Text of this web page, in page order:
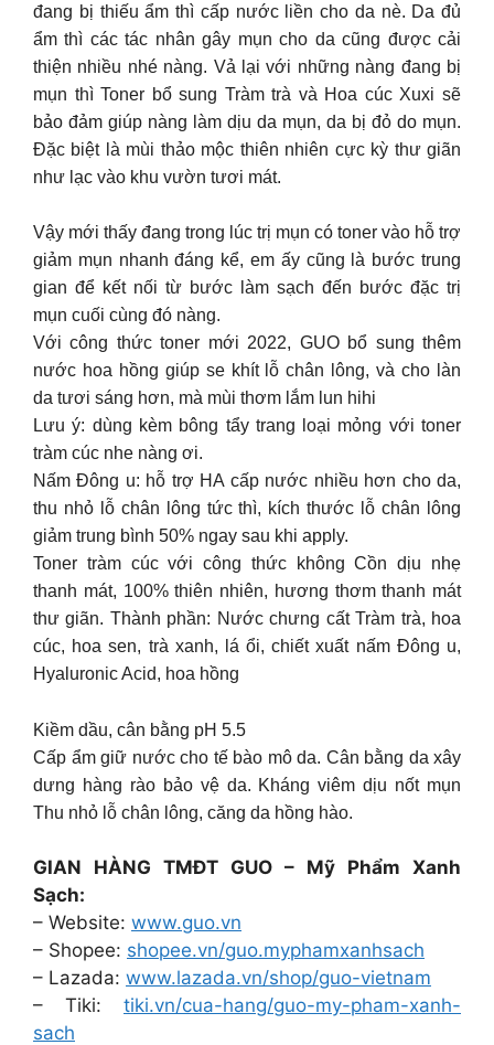
đang bị thiếu ẩm thì cấp nước liền cho da nè. Da đủ
ẩm thì các tác nhân gây mụn cho da cũng được cải
thiện nhiều nhé nàng. Vả lại với những nàng đang bị
mụn thì Toner bổ sung Tràm trà và Hoa cúc Xuxi sẽ
bảo đảm giúp nàng làm dịu da mụn, da bị đỏ do mụn.
Đặc biệt là mùi thảo mộc thiên nhiên cực kỳ thư giãn
như lạc vào khu vườn tươi mát.
Vậy mới thấy đang trong lúc trị mụn có toner vào hỗ trợ
giảm mụn nhanh đáng kể, em ấy cũng là bước trung
gian để kết nối từ bước làm sạch đến bước đặc trị
mụn cuối cùng đó nàng.
Với công thức toner mới 2022, GUO bổ sung thêm
nước hoa hồng giúp se khít lỗ chân lông, và cho làn
da tươi sáng hơn, mà mùi thơm lắm lun hihi
Lưu ý: dùng kèm bông tẩy trang loại mỏng với toner
tràm cúc nhe nàng ơi.
Nấm Đông u: hỗ trợ HA cấp nước nhiều hơn cho da,
thu nhỏ lỗ chân lông tức thì, kích thước lỗ chân lông
giảm trung bình 50% ngay sau khi apply.
Toner tràm cúc với công thức không Cồn dịu nhẹ
thanh mát, 100% thiên nhiên, hương thơm thanh mát
thư giãn. Thành phần: Nước chưng cất Tràm trà, hoa
cúc, hoa sen, trà xanh, lá ổi, chiết xuất nấm Đông u,
Hyaluronic Acid, hoa hồng
Kiềm dầu, cân bằng pH 5.5
Cấp ẩm giữ nước cho tế bào mô da. Cân bằng da xây
dưng hàng rào bảo vệ da. Kháng viêm dịu nốt mụn
Thu nhỏ lỗ chân lông, căng da hồng hào.
GIAN HÀNG TMĐT GUO – Mỹ Phẩm Xanh
Sạch:
– Website: www.guo.vn
– Shopee: shopee.vn/guo.myphamxanhsach
– Lazada: www.lazada.vn/shop/guo-vietnam
– Tiki: tiki.vn/cua-hang/guo-my-pham-xanh-
sach